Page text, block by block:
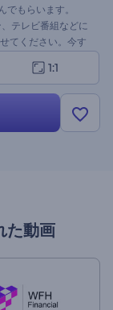
もらいます。
テレビ番組などに
てください。今す
1:1
た動画